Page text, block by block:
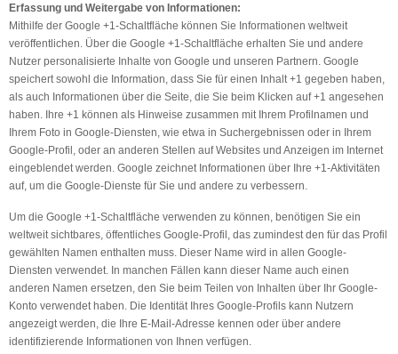
Erfassung und Weitergabe von Informationen:
Mithilfe der Google +1-Schaltfläche können Sie Informationen weltweit
veröffentlichen. Über die Google +1-Schaltfläche erhalten Sie und andere
Nutzer personalisierte Inhalte von Google und unseren Partnern. Google
speichert sowohl die Information, dass Sie für einen Inhalt +1 gegeben haben,
als auch Informationen über die Seite, die Sie beim Klicken auf +1 angesehen
haben. Ihre +1 können als Hinweise zusammen mit Ihrem Profilnamen und
Ihrem Foto in Google-Diensten, wie etwa in Suchergebnissen oder in Ihrem
Google-Profil, oder an anderen Stellen auf Websites und Anzeigen im Internet
eingeblendet werden. Google zeichnet Informationen über Ihre +1-Aktivitäten
auf, um die Google-Dienste für Sie und andere zu verbessern.
Um die Google +1-Schaltfläche verwenden zu können, benötigen Sie ein
weltweit sichtbares, öffentliches Google-Profil, das zumindest den für das Profil
gewählten Namen enthalten muss. Dieser Name wird in allen Google-
Diensten verwendet. In manchen Fällen kann dieser Name auch einen
anderen Namen ersetzen, den Sie beim Teilen von Inhalten über Ihr Google-
Konto verwendet haben. Die Identität Ihres Google-Profils kann Nutzern
angezeigt werden, die Ihre E-Mail-Adresse kennen oder über andere
identifizierende Informationen von Ihnen verfügen.